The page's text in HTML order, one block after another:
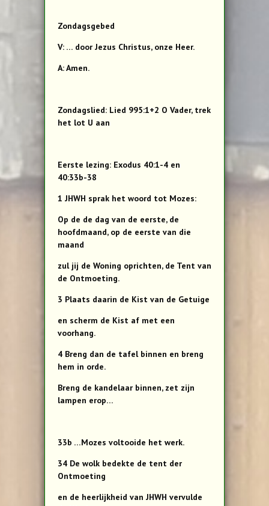
Zondagsgebed
V: … door Jezus Christus, onze Heer.
A: Amen.
Zondagslied: Lied 995:1+2 O Vader, trek
het lot U aan
Eerste lezing: Exodus 40:1-4 en
40:33b-38
1 JHWH sprak het woord tot Mozes:
Op de de dag van de eerste, de
hoofdmaand, op de eerste van die
maand
zul jij de Woning oprichten, de Tent van
de Ontmoeting.
3 Plaats daarin de Kist van de Getuige
en scherm de Kist af met een
voorhang.
4 Breng dan de tafel binnen en breng
hem in orde.
Breng de kandelaar binnen, zet zijn
lampen erop…
33b …Mozes voltooide het werk.
34 De wolk bedekte de tent der
Ontmoeting
en de heerlijkheid van JHWH vervulde